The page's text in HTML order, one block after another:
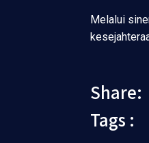
Melalui
Share:
Tags :